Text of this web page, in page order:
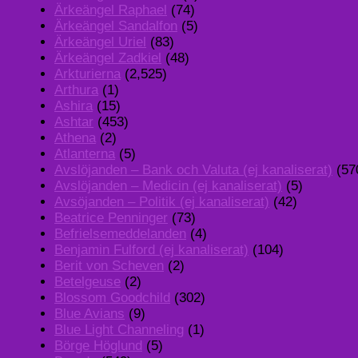
Ärkeängel Raphael (74)
Ärkeängel Sandalfon (5)
Ärkeängel Uriel (83)
Ärkeängel Zadkiel (48)
Arkturierna (2,525)
Arthura (1)
Ashira (15)
Ashtar (453)
Athena (2)
Atlanterna (5)
Avslöjanden – Bank och Valuta (ej kanaliserat)
Avslöjanden – Medicin (ej kanaliserat) (5)
Avsöjanden – Politik (ej kanaliserat) (42)
Beatrice Penninger (73)
Befrielsemeddelanden (4)
Benjamin Fulford (ej kanaliserat) (104)
Berit von Scheven (2)
Betelgeuse (2)
Blossom Goodchild (302)
Blue Avians (9)
Blue Light Channeling (1)
Börge Höglund (5)